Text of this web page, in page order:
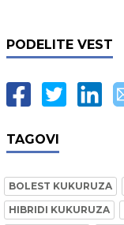
PODELITE VEST
TAGOVI
BOLEST KUKURUZA
HIBRIDI KUKURUZA